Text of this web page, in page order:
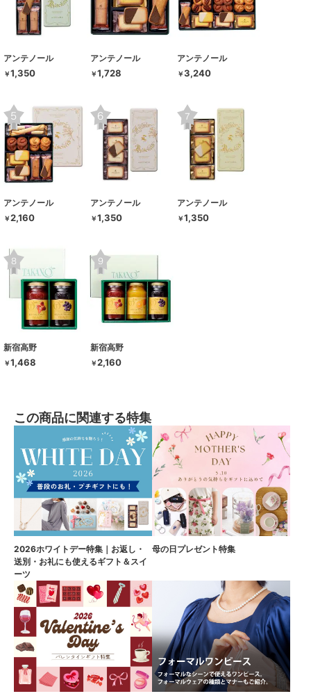
アンテノール
￥1,350
アンテノール
￥1,728
アンテノール
￥3,240
アンテノール
￥2,160
アンテノール
￥1,350
アンテノール
￥1,350
新宿高野
￥1,468
新宿高野
￥2,160
この商品に関連する特集
2026ホワイトデー特集｜お返し・
送別・お礼にも使えるギフト＆スイ
ーツ
母の日プレゼント特集